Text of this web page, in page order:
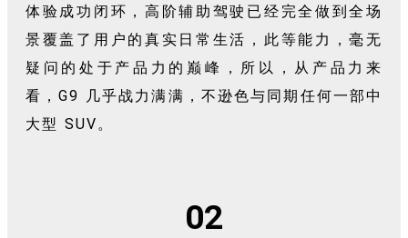
体验成功闭环，高阶辅助驾驶已经完全做到全场
景覆盖了用户的真实日常生活，此等能力，毫无
疑问的处于产品力的巅峰，所以，从产品力来
看，G9 几乎战力满满，不逊色与同期任何一部中
大型 SUV。
02